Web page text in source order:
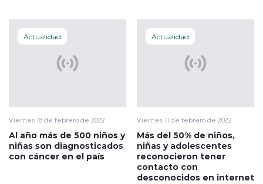
Actualidad
Viernes 18 de febrero de 2022
Al año más de 500 niños y
niñas son diagnosticados
con cáncer en el país
Actualidad
Viernes 11 de febrero de 2022
Más del 50% de niños,
niñas y adolescentes
reconocieron tener
contacto con
desconocidos en internet